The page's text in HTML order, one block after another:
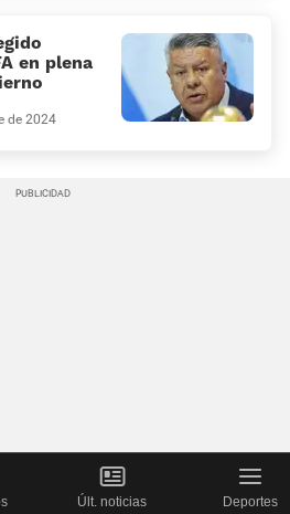
en plena
de 2024
Últ. noticias Deportes